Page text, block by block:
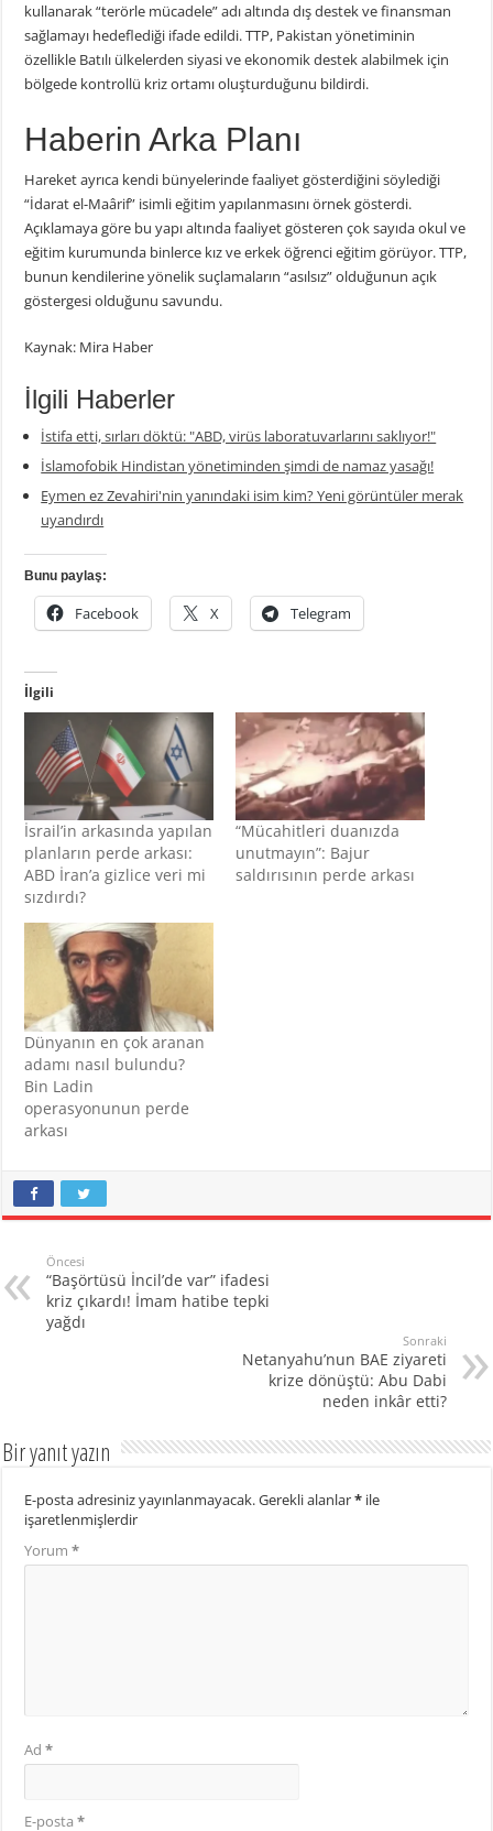
kullanarak “terörle mücadele” adı altında dış destek ve finansman
sağlamayı hedeflediği ifade edildi. TTP, Pakistan yönetiminin
özellikle Batılı ülkelerden siyasi ve ekonomik destek alabilmek için
bölgede kontrollü kriz ortamı oluşturduğunu bildirdi.
Haberin Arka Planı
Hareket ayrıca kendi bünyelerinde faaliyet gösterdiğini söylediği
“İdarat el-Maârif” isimli eğitim yapılanmasını örnek gösterdi.
Açıklamaya göre bu yapı altında faaliyet gösteren çok sayıda okul ve
eğitim kurumunda binlerce kız ve erkek öğrenci eğitim görüyor. TTP,
bunun kendilerine yönelik suçlamaların “asılsız” olduğunun açık
göstergesi olduğunu savundu.
Kaynak: Mira Haber
İlgili Haberler
İstifa etti, sırları döktü: "ABD, virüs laboratuvarlarını saklıyor!"
İslamofobik Hindistan yönetiminden şimdi de namaz yasağı!
Eymen ez Zevahiri'nin yanındaki isim kim? Yeni görüntüler merak
uyandırdı
Bunu paylaş:
Facebook X Telegram
İlgili
İsrail’in arkasında yapılan
planların perde arkası:
ABD İran’a gizlice veri mi
sızdırdı?
“Mücahitleri duanızda
unutmayın”: Bajur
saldırısının perde arkası
Dünyanın en çok aranan
adamı nasıl bulundu?
Bin Ladin
operasyonunun perde
arkası
Öncesi
“Başörtüsü İncil’de var” ifadesi
kriz çıkardı! İmam hatibe tepki
yağdı
Sonraki
Netanyahu’nun BAE ziyareti
krize dönüştü: Abu Dabi
neden inkâr etti?
Bir yanıt yazın
E-posta adresiniz yayınlanmayacak.Gerekli alanlar* ile
işaretlenmişlerdir
Yorum*
Ad*
E-posta*